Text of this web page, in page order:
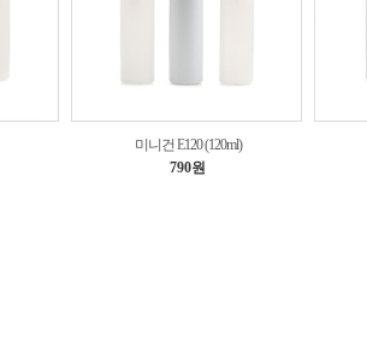
미니건 E120 (120ml)
790원